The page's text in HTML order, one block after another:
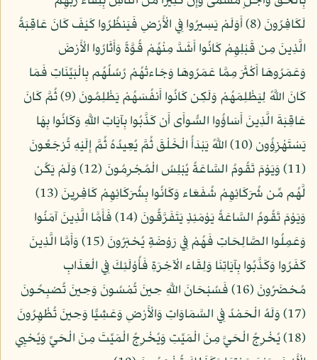
لَكَافِرُونَ (8) أَوَلَمْ يَسِيرُوا فِي الْأَرْضِ فَيَنظُرُوا كَيْفَ كَانَ عَاقِبَةُ
الَّذِينَ مِن قَبْلِهِمْ كَانُوا أَشَدَّ مِنْهُمْ قُوَّةً وَأَثَارُوا الْأَرْضَ
وَعَمَرُوهَا أَكْثَرَ مِمَّا عَمَرُوهَا وَجَاءتْهُمْ رُسُلُهُم بِالْبَيِّنَاتِ فَمَا
كَانَ اللَّهُ لِيَظْلِمَهُمْ وَلَكِن كَانُوا أَنفُسَهُمْ يَظْلِمُونَ (9) ثُمَّ كَانَ
عَاقِبَةَ الَّذِينَ أَسَاؤُوا السُّوأَى أَن كَذَّبُوا بِآيَاتِ اللَّهِ وَكَانُوا بِهَا
يَسْتَهْزِؤُون (10) اللَّهُ يَبْدَأُ الْخَلْقَ ثُمَّ يُعِيدُهُ ثُمَّ إِلَيْهِ تُرْجَعُونَ
(11) وَيَوْمَ تَقُومُ السَّاعَةُ يُبْلِسُ الْمُجْرِمُونَ (12) وَلَمْ يَكُن
لَّهُم مِّن شُرَكَائِهِمْ شُفَعَاء وَكَانُوا بِشُرَكَائِهِمْ كَافِرِينَ (13)
وَيَوْمَ تَقُومُ السَّاعَةُ يَوْمَئِذٍ يَتَفَرَّقُونَ (14) فَأَمَّا الَّذِينَ آمَنُوا
وَعَمِلُوا الصَّالِحَاتِ فَهُمْ فِي رَوْضَةٍ يُحْبَرُونَ (15) وَأَمَّا الَّذِينَ
كَفَرُوا وَكَذَّبُوا بِآيَاتِنَا وَلِقَاء الْآخِرَةِ فَأُوْلَئِكَ فِي الْعَذَابِ
مُحْضَرُونَ (16) فَسُبْحَانَ اللَّهِ حِينَ تُمْسُونَ وَحِينَ تُصْبِحُونَ
(17) وَلَهُ الْحَمْدُ فِي السَّمَاوَاتِ وَالْأَرْضِ وَعَشِيًّا وَحِينَ تُظْهِرُونَ
(18) يُخْرِجُ الْحَيَّ مِنَ الْمَيِّتِ وَيُخْرِجُ الْمَيِّتَ مِنَ الْحَيِّ وَيُحْيِي